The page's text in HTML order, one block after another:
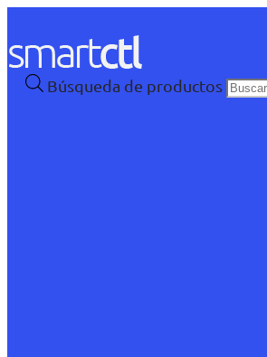
Búsqueda de productos